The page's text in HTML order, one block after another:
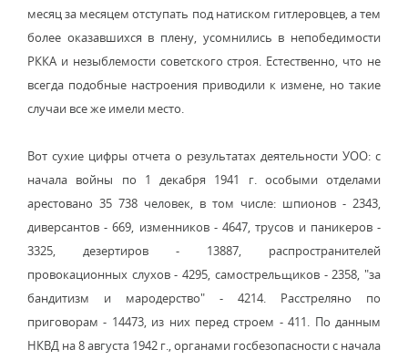
месяц за месяцем отступать под натиском гитлеровцев, а тем
более оказавшихся в плену, усомнились в непобедимости
РККА и незыблемости советского строя. Естественно, что не
всегда подобные настроения приводили к измене, но такие
случаи все же имели место.
Вот сухие цифры отчета о результатах деятельности УОО: с
начала войны по 1 декабря 1941 г. особыми отделами
арестовано 35 738 человек, в том числе: шпионов - 2343,
диверсантов - 669, изменников - 4647, трусов и паникеров -
3325, дезертиров - 13887, распространителей
провокационных слухов - 4295, самострельщиков - 2358, "за
бандитизм и мародерство" - 4214. Расстреляно по
приговорам - 14473, из них перед строем - 411. По данным
НКВД на 8 августа 1942 г., органами госбезопасности с начала